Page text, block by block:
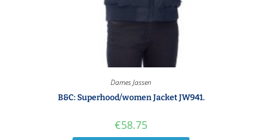
Dames Jassen
B&C: Superhood/women Jacket JW941.
€58.75